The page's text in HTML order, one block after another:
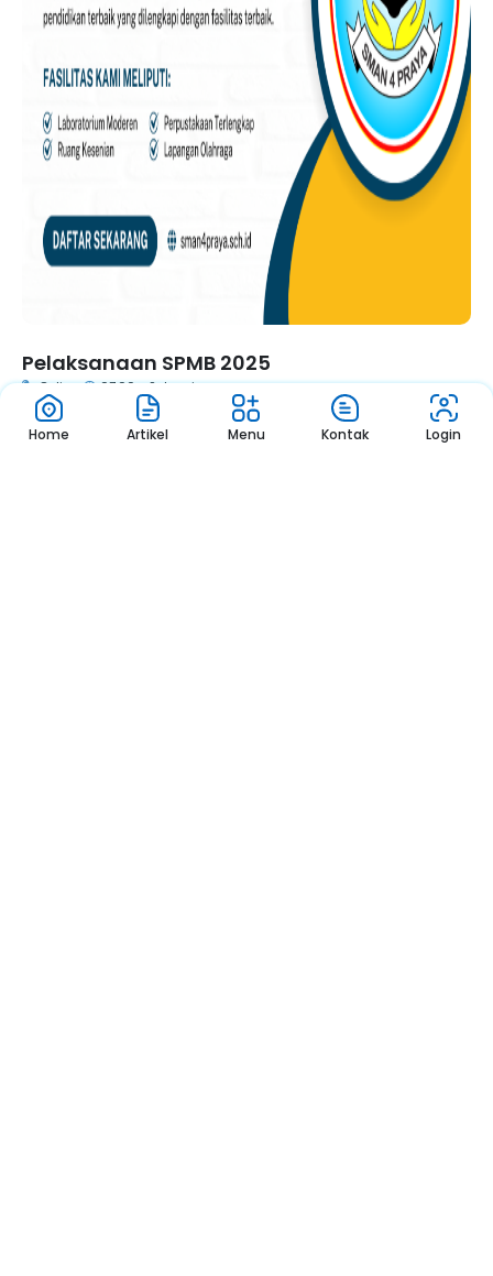
Pelaksanaan SPMB 2025
Online 07.00 - Selesai
Home Artikel Menu Kontak Login